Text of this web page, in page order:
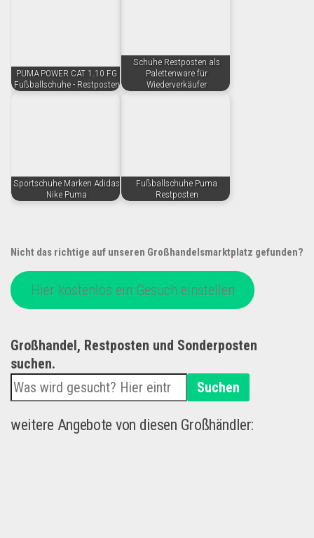
PUMA POWER CAT 1.10 FG
Fußballschuhe - Restposten
Schuhe Restposten als
Palettenware für
Wiederverkäufer
Sportschuhe Marken Adidas
Nike Puma
Fußballschuhe Puma
Restposten
Nicht das richtige auf unseren Großhandelsmarktplatz gefunden?
Hier kostenlos ein Gesuch einstellen
Großhandel, Restposten und Sonderposten
suchen.
Suchen
weitere Angebote von diesen Großhändler: